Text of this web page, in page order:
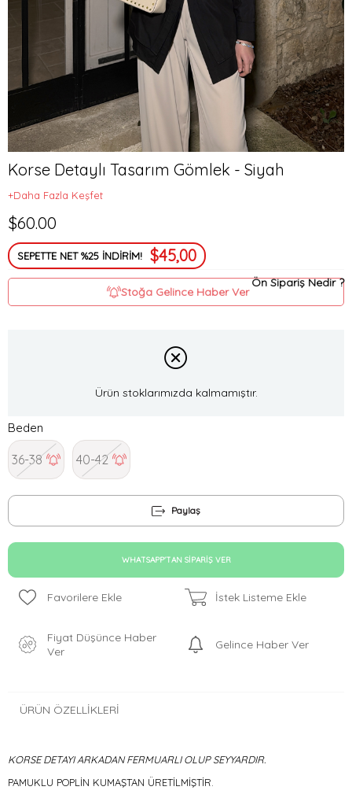
Korse Detaylı Tasarım Gömlek - Siyah
+Daha Fazla Keşfet
$60.00
SEPETTE NET %25 İNDİRİM! $45,00
Ön Sipariş Nedir ?
Stoğa Gelince Haber Ver
Ürün stoklarımızda kalmamıştır.
Beden
36-38 40-42
Paylaş
WHATSAPP'TAN SIPARIŞ VER
Favorilere Ekle İstek Listeme Ekle
Fiyat Düşünce Haber
Ver
Gelince Haber Ver
ÜRÜN ÖZELLIKLERI
KORSE DETAYI ARKADAN FERMUARLI OLUP SEYYARDIR.
PAMUKLU POPLİN KUMAŞTAN ÜRETİLMİŞTİR.